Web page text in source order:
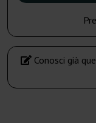
Conosci già